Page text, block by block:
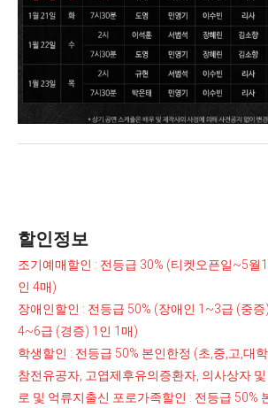
할인정보
조기예매할인 : 전등급 30% (티켓오픈일~5월
인 4매)
장애인할인 : 전등급 50% (장애인 1~3급 (중
4~6급 (경증) 1인 1매)
학생할인 : 전등급 50% 본인한정 (초,중,고,대
참전유공자, 고엽제후유의증환자, 의사상자
로 및 억류지출신 포로가족할인 : 전등급 50%